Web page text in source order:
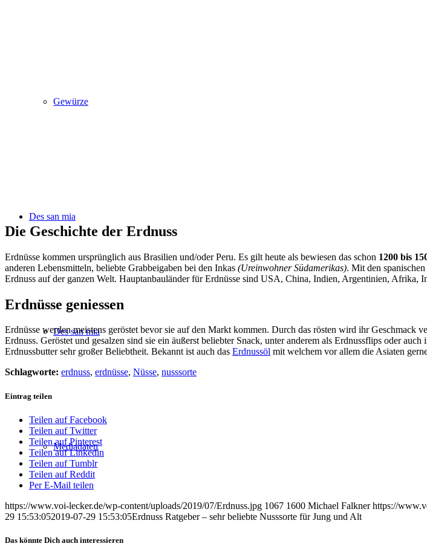
Gewürze
Des san mia
Des san mia
Mediadaten
Die Geschichte der Erdnuss
Erdnüsse kommen ursprünglich aus Brasilien und/oder Peru. Es gilt heute als bewiesen das schon 1200 bis
anderen Lebensmitteln, beliebte Grabbeigaben bei den Inkas (Ureinwohner Südamerikas). Mit den
Erdnuss auf der ganzen Welt. Hauptanbauländer für Erdnüsse sind USA, China, Indien, Argentinien, Afrika,
Erdnüsse geniessen
Erdnüsse werden meistens geröstet bevor sie auf den Markt kommen. Durch das rösten wird ihr
Erdnuss. Geröstet und gesalzen sind sie ein äußerst beliebter Snack, unter anderem als Erdnussflips oder
Erdnussbutter sehr großer Beliebtheit. Bekannt ist auch das Erdnussöl mit welchem vor allem die Asiaten
Schlagworte: erdnuss, erdnüsse, Nüsse, nusssorte
Eintrag teilen
Teilen auf Facebook
Teilen auf Twitter
Teilen auf Pinterest
Teilen auf Linkedin
Teilen auf Tumblr
Teilen auf Reddit
Per E-Mail teilen
https://www.voi-lecker.de/wp-content/uploads/2019/07/Erdnuss.jpg 1067 1600 Michael Falkner https://
29 15:53:052019-07-29 15:53:05Erdnuss Ratgeber – sehr beliebte Nusssorte für Jung und Alt
Das könnte Dich auch interessieren